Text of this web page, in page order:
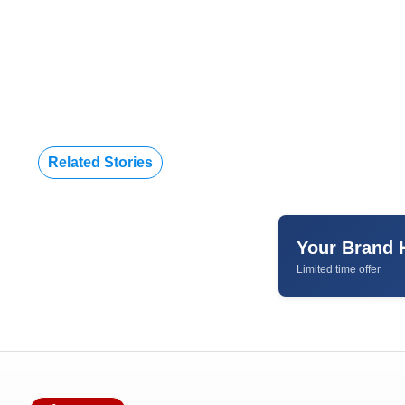
Related Stories
Your Brand
Limited time offer